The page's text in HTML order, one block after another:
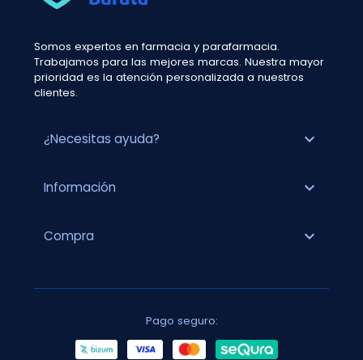
Somos expertos en farmacia y parafarmacia.
Trabajamos para las mejores marcas. Nuestra mayor
prioridad es la atención personalizada a nuestros
clientes.
¿Necesitas ayuda? expand_more
Información expand_more
Compra expand_more
Pago seguro: